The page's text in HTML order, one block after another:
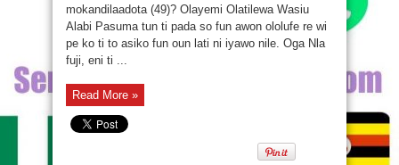
mokandilaadota (49)? Olayemi Olatilewa Wasiu
Alabi Pasuma tun ti pada so fun awon ololufe re wi
pe ko ti to asiko fun oun lati ni iyawo nile. Oga Nla
fuji, eni ti ...
Read More »